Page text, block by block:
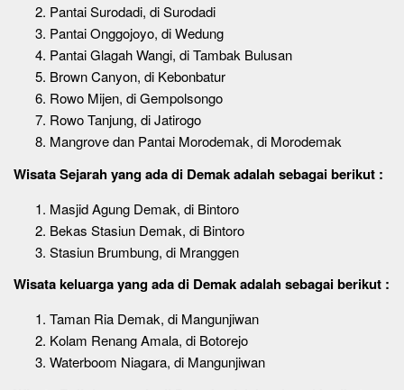
Pantai Surodadi, di Surodadi
Pantai Onggojoyo, di Wedung
Pantai Glagah Wangi, di Tambak Bulusan
Brown Canyon, di Kebonbatur
Rowo Mijen, di Gempolsongo
Rowo Tanjung, di Jatirogo
Mangrove dan Pantai Morodemak, di Morodemak
Wisata Sejarahyang ada di Demak adalah sebagai berikut :
Masjid Agung Demak, di Bintoro
Bekas Stasiun Demak, di Bintoro
Stasiun Brumbung, di Mranggen
Wisata keluargayang ada di Demak adalah sebagai berikut :
Taman Ria Demak, di Mangunjiwan
Kolam Renang Amala, di Botorejo
Waterboom Niagara, di Mangunjiwan